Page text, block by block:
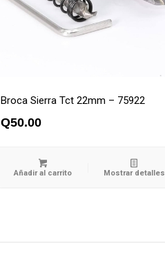
Broca Sierra Tct 22mm – 75922
Q50.00
Añadir al carrito Mostrar detalles